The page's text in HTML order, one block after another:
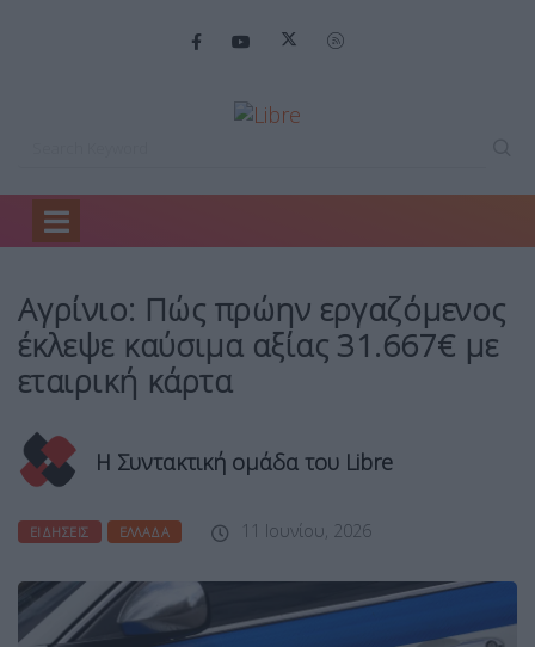
Home
Αγρίνιο: Πώς πρώην εργαζόμενος
έκλεψε καύσιμα αξίας 31.667€ με
εταιρική κάρτα
Η Συντακτική ομάδα του Libre
ΕΙΔΉΣΕΙΣ ΕΛΛΆΔΑ 11 Ιουνίου, 2026